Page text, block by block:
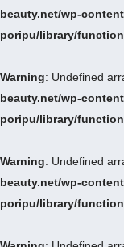
beauty.net/wp-
poripu/library/
Warning: Undefined
beauty.net/wp-
poripu/library/
Warning: Undefined
beauty.net/wp-
poripu/library/